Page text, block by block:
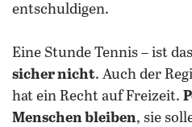
entschuldigen.
Eine Stunde Tennis – ist
sicher nicht. Auch der
hat ein Recht auf Freizeit.
Menschen bleiben, sie